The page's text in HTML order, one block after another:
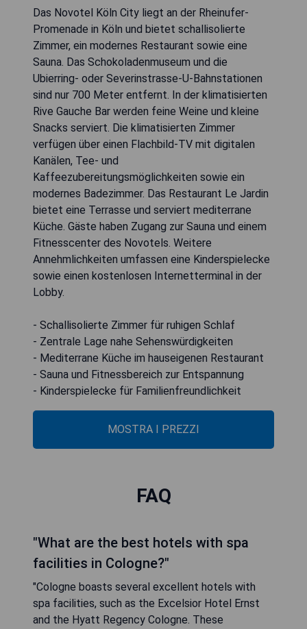
Das Novotel Köln City liegt an der Rheinufer-
Promenade in Köln und bietet schallisolierte
Zimmer, ein modernes Restaurant sowie eine
Sauna. Das Schokoladenmuseum und die
Ubierring- oder Severinstrasse-U-Bahnstationen
sind nur 700 Meter entfernt. In der klimatisierten
Rive Gauche Bar werden feine Weine und kleine
Snacks serviert. Die klimatisierten Zimmer
verfügen über einen Flachbild-TV mit digitalen
Kanälen, Tee- und
Kaffeezubereitungsmöglichkeiten sowie ein
modernes Badezimmer. Das Restaurant Le Jardin
bietet eine Terrasse und serviert mediterrane
Küche. Gäste haben Zugang zur Sauna und einem
Fitnesscenter des Novotels. Weitere
Annehmlichkeiten umfassen eine Kinderspielecke
sowie einen kostenlosen Internetterminal in der
Lobby.
- Schallisolierte Zimmer für ruhigen Schlaf
- Zentrale Lage nahe Sehenswürdigkeiten
- Mediterrane Küche im hauseigenen Restaurant
- Sauna und Fitnessbereich zur Entspannung
- Kinderspielecke für Familienfreundlichkeit
MOSTRA I PREZZI
FAQ
"What are the best hotels with spa
facilities in Cologne?"
"Cologne boasts several excellent hotels with
spa facilities, such as the Excelsior Hotel Ernst
and the Hyatt Regency Cologne. These